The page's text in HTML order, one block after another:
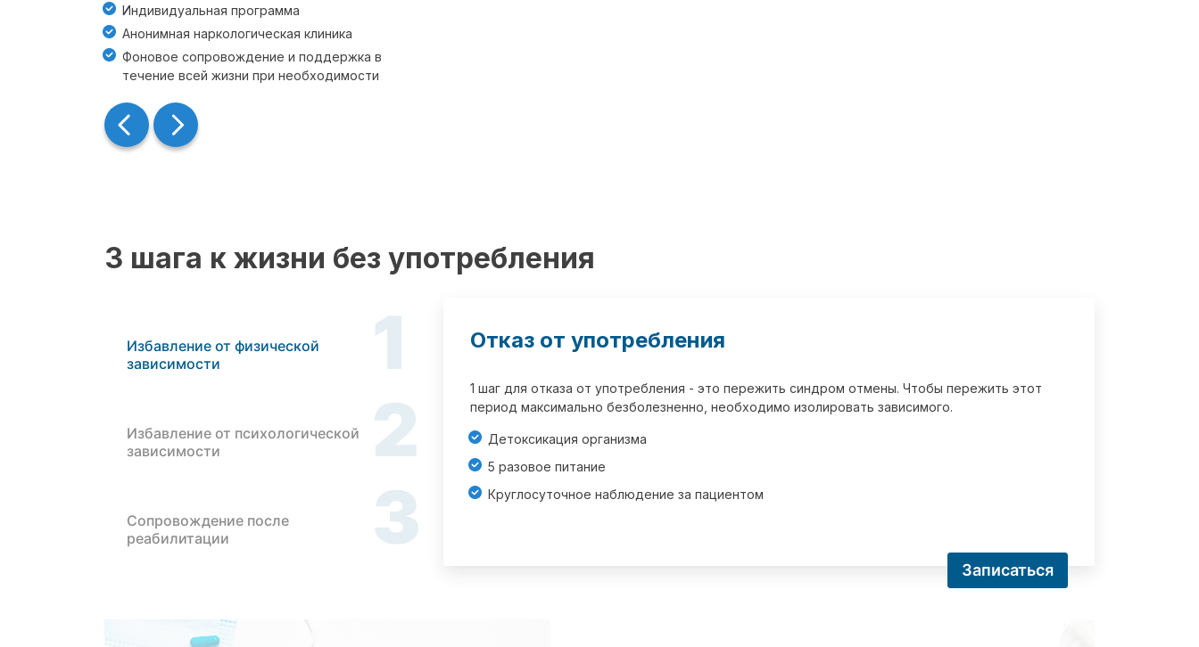
Индивидуальная программа
Анонимная наркологическая клиника
Фоновое сопровождение и поддержка в
течение всей жизни при необходимости
3 шага к жизни без употребления
Избавление от физической
зависимости
1
Избавление от психологической
зависимости
2
Сопровождение после
реабилитации
3
Отказ от употребления
1 шаг для отказа от употребления - это пережить синдром отмены. Чтобы пережить этот
период максимально безболезненно, необходимо изолировать зависимого.
Детоксикация организма
5 разовое питание
Круглосуточное наблюдение за пациентом
Записаться